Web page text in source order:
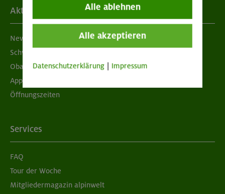
Aktuelles
Newsletter
Schwarzes Brett
Obacht geben!
App "Mein DAV+"
Öffnungszeiten
Services
FAQ
Tour der Woche
Mitgliedermagazin alpinwelt
Alle ablehnen
Alle akzeptieren
Datenschutzerklärung Impressum